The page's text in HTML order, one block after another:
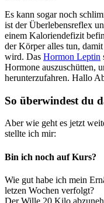
Es kann sogar noch
ist der Überlebensreflex
einem Kaloriendefizit
der Körper alles tun,
wird. Das Hormon Leptin
Hormone auszuschütten,
herunterzufahren. Hallo
So überwindest du
Aber wie geht es jetzt
stellte ich mir:
Bin ich noch auf Kurs?
Wie gut habe ich mein
letzen Wochen verfolgt?
Der Wille 20 Kilo